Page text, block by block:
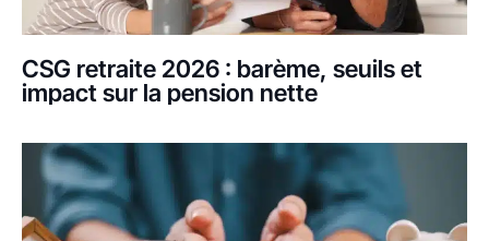
CSG retraite 2026 : barème, seuils et
impact sur la pension nette